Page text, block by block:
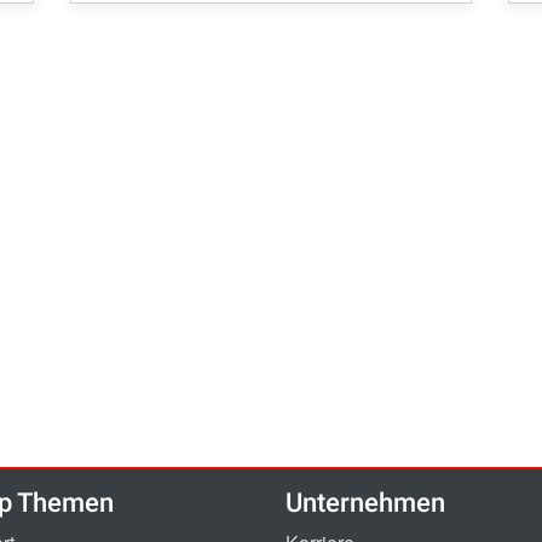
Themen Unternehmen